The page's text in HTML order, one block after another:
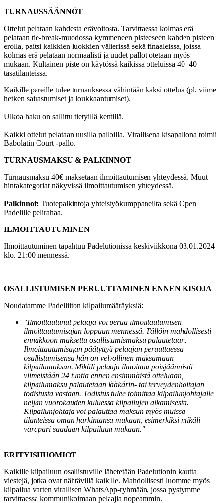
TURNAUSSÄÄNNÖT
Ottelut pelataan kahdesta erävoitosta. Tarvittaessa kolmas erä
pelataan tie-break-muodossa kymmeneen pisteeseen kahden pisteen
erolla, paitsi kaikkien luokkien välierissä sekä finaaleissa, joissa
kolmas erä pelataan normaalisti ja uudet pallot otetaan myös
mukaan. Kultainen piste on käytössä kaikissa otteluissa 40–40
tasatilanteissa.
Kaikille pareille tulee turnauksessa vähintään kaksi ottelua (pl. viime
hetken sairastumiset ja loukkaantumiset).
Ulkoa haku on sallittu tietyillä kentillä.
Kaikki ottelut pelataan uusilla palloilla. Virallisena kisapallona toimii
Babolatin Court -pallo.
TURNAUSMAKSU & PALKINNOT
Turnausmaksu 40€ maksetaan ilmoittautumisen yhteydessä. Muut
hintakategoriat näkyvissä ilmoittautumisen yhteydessä.
Palkinnot: Tuotepalkintoja yhteistyökumppaneilta sekä Open
Padelille pelirahaa.
ILMOITTAUTUMINEN
Ilmoittautuminen tapahtuu Padelutionissa keskiviikkona 03.01.2024
klo. 21:00 mennessä.
OSALLISTUMISEN PERUUTTAMINEN ENNEN KISOJA
Noudatamme Padelliiton kilpailumääräyksiä:
"Ilmoittautunut pelaaja voi perua ilmoittautumisen
ilmoittautumisajan loppuun mennessä. Tällöin mahdollisesti
ennakkoon maksettu osallistumismaksu palautetaan.
Ilmoittautumisajan päätyttyä pelaajan peruuttaessa
osallistumisensa hän on velvollinen maksamaan
kilpailumaksun. Mikäli pelaaja ilmoittaa poisjäännistä
viimeistään 24 tuntia ennen ensimmäistä otteluaan,
kilpailumaksu palautetaan lääkärin- tai terveydenhoitajan
todistusta vastaan. Todistus tulee toimittaa kilpailunjohtajalle
neljän vuorokauden kuluessa kilpailujen alkamisesta.
Kilpailunjohtaja voi palauttaa maksun myös muissa
tilanteissa oman harkintansa mukaan, esimerkiksi mikäli
varapari saadaan kilpailuun mukaan."
ERITYISHUOMIOT
Kaikille kilpailuun osallistuville lähetetään Padelutionin kautta
viestejä, jotka ovat nähtävillä kaikille. Mahdollisesti luomme myös
kilpailua varten virallisen WhatsApp-ryhmään, jossa pystymme
tarvittaessa kommunikoimaan pelaajia nopeammin.